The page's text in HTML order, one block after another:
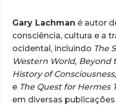
Gary Lachman é autor
consciência, cultura e a
ocidental, incluindo The
Western World, Beyond
History of
e The Quest for Hermes
em diversas